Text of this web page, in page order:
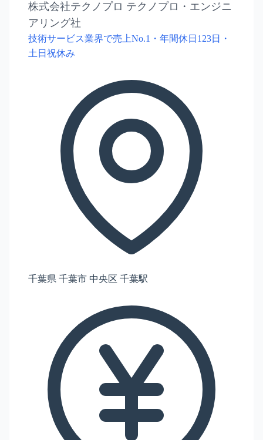
株式会社テクノプロ テクノプロ・エンジニ
アリング社
技術サービス業界で売上No.1・年間休日123日・
土日祝休み
千葉県 千葉市 中央区 千葉駅